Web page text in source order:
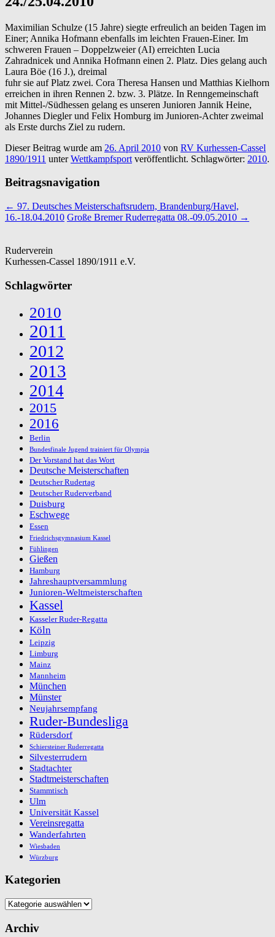
Maximilian Schulze (15 Jahre) siegte erfreulich an beiden Tagen im
Einer; Annika Hofmann ebenfalls im leichten Frauen-Einer. Im
schweren Frauen – Doppelzweier (AI) erreichten Lucia
Zahradnicek und Annika Hofmann einen 2. Platz. Dies gelang auch
Laura Böe (16 J.), dreimal
fuhr sie auf Platz zwei. Cora Theresa Hansen und Matthias Kielhorn
erreichen in ihren Rennen 2. bzw. 3. Plätze. In Renngemeinschaft
mit Mittel-/Südhessen gelang es unseren Junioren Jannik Heine,
Johannes Diegler und Felix Homburg im Junioren-Achter zweimal
als Erste durchs Ziel zu rudern.
Dieser Beitrag wurde am 26. April 2010 von RV Kurhessen-Cassel
1890/1911 unterWettkampfsport veröffentlicht. Schlagwörter: 2010.
Beitragsnavigation
← 97. Deutsches Meisterschaftsrudern, Brandenburg/Havel,
16.-18.04.2010 Große Bremer Ruderregatta 08.-09.05.2010 →
Ruderverein
Kurhessen-Cassel 1890/1911 e.V.
Schlagwörter
2010
2011
2012
2013
2014
2015
2016
Berlin
Bundesfinale Jugend trainiert für Olympia
Der Vorstand hat das Wort
Deutsche Meisterschaften
Deutscher Rudertag
Deutscher Ruderverband
Duisburg
Eschwege
Essen
Friedrichsgymnasium Kassel
Fühlingen
Gießen
Hamburg
Jahreshauptversammlung
Junioren-Weltmeisterschaften
Kassel
Kasseler Ruder-Regatta
Köln
Leipzig
Limburg
Mainz
Mannheim
München
Münster
Neujahrsempfang
Ruder-Bundesliga
Rüdersdorf
Schiersteiner Ruderregatta
Silvesterrudern
Stadtachter
Stadtmeisterschaften
Stammtisch
Ulm
Universität Kassel
Vereinsregatta
Wanderfahrten
Wiesbaden
Würzburg
Kategorien
Kategorien
Archiv